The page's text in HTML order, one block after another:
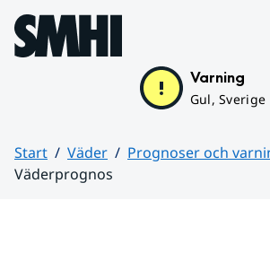
Hoppa till sidans innehåll
Varning
Gul, Sverige
Start Väder
Prognoser och
Väderprognos